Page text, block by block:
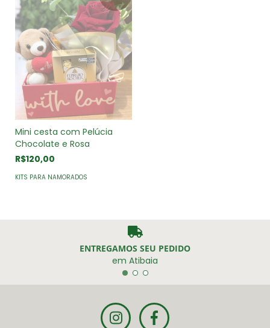
Mini cesta com Pelúcia
Chocolate e Rosa
R$120,00
KITS PARA NAMORADOS
ENTREGAMOS SEU PEDIDO
em Atibaia